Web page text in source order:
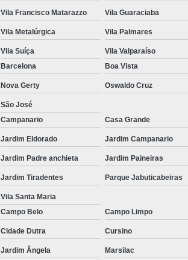
Vila Francisco Matarazzo Vila Guaraciaba
Vila Metalúrgica Vila Palmares
Vila Suíça Vila Valparaíso
Barcelona
Boa Vista
Nova Gerty Oswaldo Cruz
São José
Campanario
Casa Grande
Jardim Eldorado Jardim Campanario
Jardim Padre anchieta Jardim Paineiras
Jardim Tiradentes Parque Jabuticabeiras
Vila Santa Maria
Campo Belo
Campo Limpo
Cidade Dutra Cursino
Jardim Ângela Marsilac